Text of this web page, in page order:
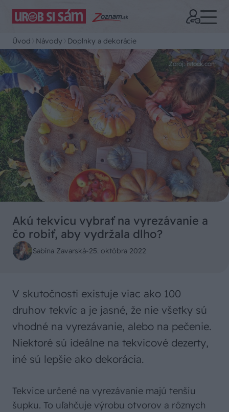
Úvod Návody Doplnky a dekorácie
Zdroj: istock.com
Akú tekvicu vybrať na vyrezávanie a
čo robiť, aby vydržala dlho?
Sabína Zavarská-25. októbra 2022
V skutočnosti existuje viac ako 100
druhov tekvíc a je jasné, že nie všetky sú
vhodné na vyrezávanie, alebo na pečenie.
Niektoré sú ideálne na tekvicové dezerty,
iné sú lepšie ako dekorácia.
Tekvice určené na vyrezávanie majú tenšiu
šupku. To uľahčuje výrobu otvorov a rôznych